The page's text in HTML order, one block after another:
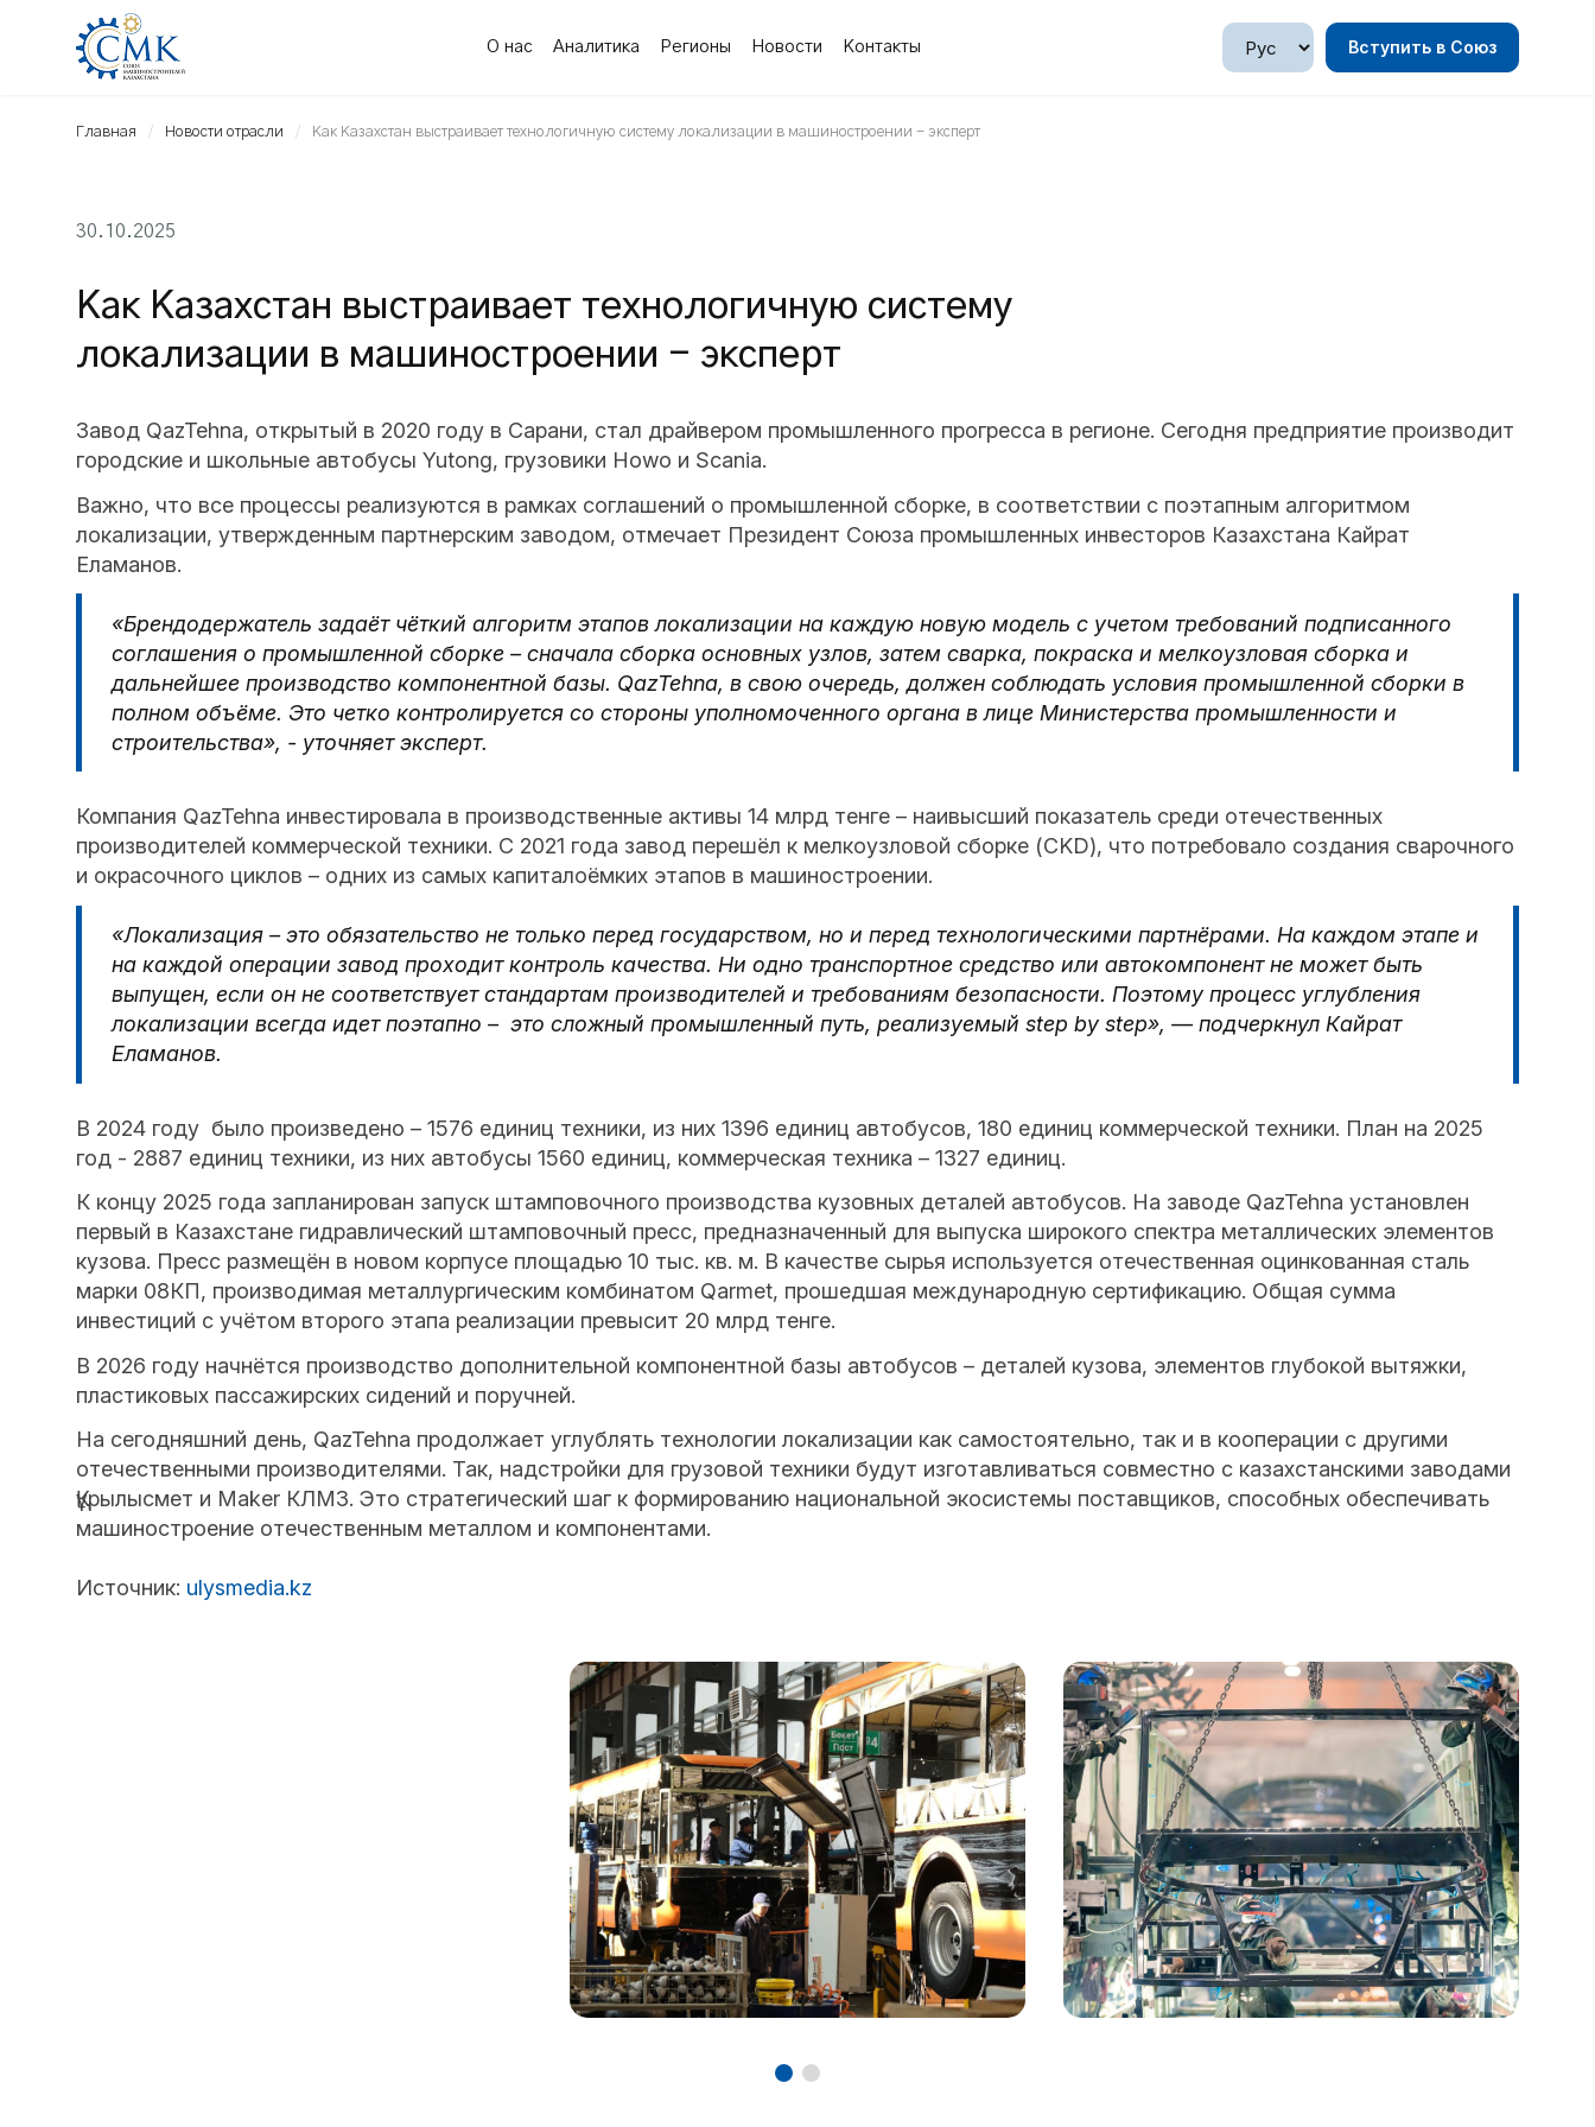
О нас Аналитика Регионы Новости Контакты Вступить в Союз
Главная Новости отрасли Как Казахстан выстраивает технологичную систему локализации в машиностроении - эксперт
30.10.2025
Как Казахстан выстраивает технологичную систему
локализации в машиностроении - эксперт
Завод QazTehna, открытый в 2020 году в Сарани, стал драйвером промышленного прогресса в регионе. Сегодня предприятие производит
городские и школьные автобусы Yutong, грузовики Howo и Scania.
Важно, что все процессы реализуются в рамках соглашений о промышленной сборке, в соответствии с поэтапным алгоритмом
локализации, утвержденным партнерским заводом, отмечает Президент Союза промышленных инвесторов Казахстана Кайрат
Еламанов.
«Брендодержатель задаёт чёткий алгоритм этапов локализации на каждую новую модель с учетом требований подписанного
соглашения о промышленной сборке – сначала сборка основных узлов, затем сварка, покраска и мелкоузловая сборка и
дальнейшее производство компонентной базы. QazTehna, в свою очередь, должен соблюдать условия промышленной сборки в
полном объёме. Это четко контролируется со стороны уполномоченного органа в лице Министерства промышленности и
строительства», - уточняет эксперт.
Компания QazTehna инвестировала в производственные активы 14 млрд тенге – наивысший показатель среди отечественных
производителей коммерческой техники. С 2021 года завод перешёл к мелкоузловой сборке (CKD), что потребовало создания сварочного
и окрасочного циклов – одних из самых капиталоёмких этапов в машиностроении.
«Локализация – это обязательство не только перед государством, но и перед технологическими партнёрами. На каждом этапе и
на каждой операции завод проходит контроль качества. Ни одно транспортное средство или автокомпонент не может быть
выпущен, если он не соответствует стандартам производителей и требованиям безопасности. Поэтому процесс углубления
локализации всегда идет поэтапно – это сложный промышленный путь, реализуемый step by step», — подчеркнул Кайрат
Еламанов.
В 2024 году было произведено – 1576 единиц техники, из них 1396 единиц автобусов, 180 единиц коммерческой техники. План на 2025
год - 2887 единиц техники, из них автобусы 1560 единиц, коммерческая техника – 1327 единиц.
К концу 2025 года запланирован запуск штамповочного производства кузовных деталей автобусов. На заводе QazTehna установлен
первый в Казахстане гидравлический штамповочный пресс, предназначенный для выпуска широкого спектра металлических элементов
кузова. Пресс размещён в новом корпусе площадью 10 тыс. кв. м. В качестве сырья используется отечественная оцинкованная сталь
марки 08КП, производимая металлургическим комбинатом Qarmet, прошедшая международную сертификацию. Общая сумма
инвестиций с учётом второго этапа реализации превысит 20 млрд тенге.
В 2026 году начнётся производство дополнительной компонентной базы автобусов – деталей кузова, элементов глубокой вытяжки,
пластиковых пассажирских сидений и поручней.
На сегодняшний день, QazTehna продолжает углублять технологии локализации как самостоятельно, так и в кооперации с другими
отечественными производителями. Так, надстройки для грузовой техники будут изготавливаться совместно с казахстанскими заводами
Құрылысмет и Maker КЛМЗ. Это стратегический шаг к формированию национальной экосистемы поставщиков, способных обеспечивать
машиностроение отечественным металлом и компонентами.
Источник: ulysmedia.kz